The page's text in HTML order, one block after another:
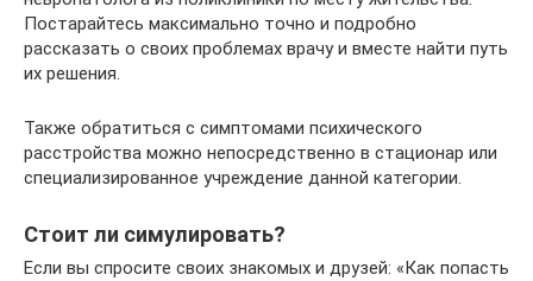
Постарайтесь максимально точно и подробно
рассказать о своих проблемах врачу и вместе найти путь
их решения.
Также обратиться с симптомами психического
расстройства можно непосредственно в стационар или
специализированное учреждение данной категории.
Стоит ли симулировать?
Если вы спросите своих знакомых и друзей: «Как попасть